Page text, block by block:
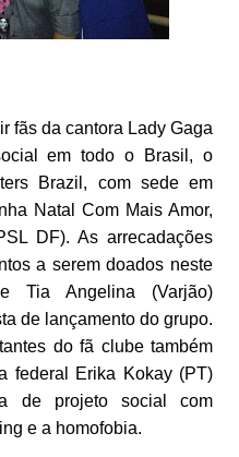
fãs da cantora Lady Gaga
em todo o Brasil, o
Brazil, com sede em
Natal Com Mais Amor,
DF). As arrecadações
a serem doados neste
Tia Angelina (Varjão)
de lançamento do grupo.
do fã clube também
federal Erika Kokay (PT)
de projeto social com
e a homofobia.